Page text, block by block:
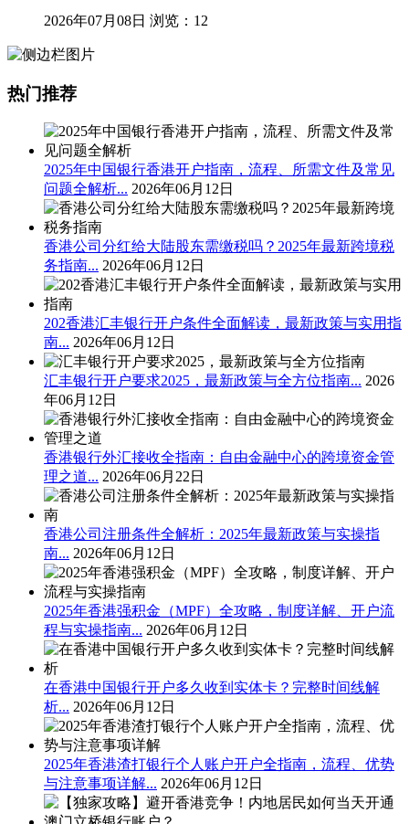
2026年07月08日 浏览：12
热门推荐
2025年中国银行香港开户指南，流程、所需文件及常见
问题全解析... 2026年06月12日
香港公司分红给大陆股东需缴税吗？2025年最新跨境税
务指南... 2026年06月12日
202香港汇丰银行开户条件全面解读，最新政策与实用指
南... 2026年06月12日
汇丰银行开户要求2025，最新政策与全方位指南... 2026
年06月12日
香港银行外汇接收全指南：自由金融中心的跨境资金管
理之道... 2026年06月22日
香港公司注册条件全解析：2025年最新政策与实操指
南... 2026年06月12日
2025年香港强积金（MPF）全攻略，制度详解、开户流
程与实操指南... 2026年06月12日
在香港中国银行开户多久收到实体卡？完整时间线解
析... 2026年06月12日
2025年香港渣打银行个人账户开户全指南，流程、优势
与注意事项详解... 2026年06月12日